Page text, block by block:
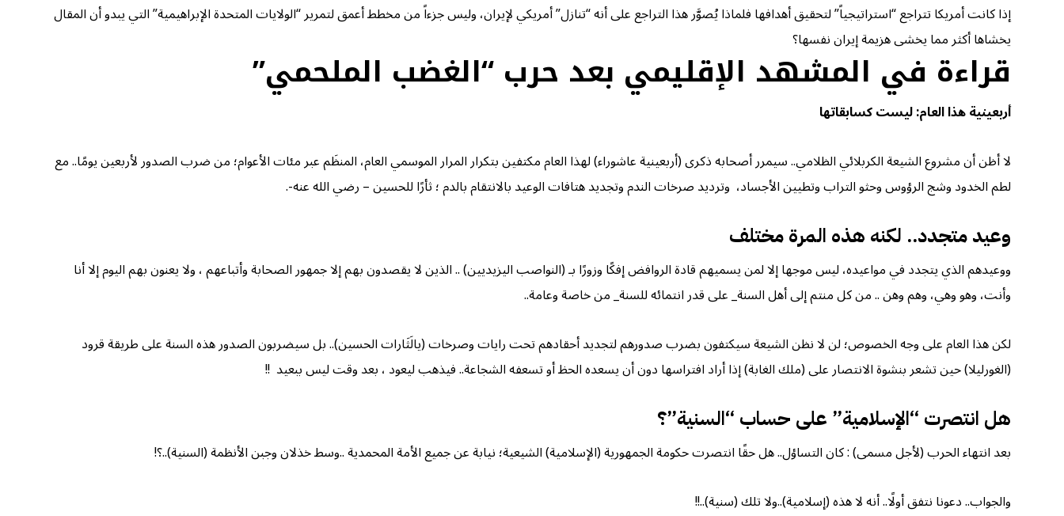
إذا كانت أمريكا تتراجع “استراتيجياً” لتحقيق أهدافها فلماذا يُصوَّر هذا التراجع على أنه “تنازل” أمريكي لإيران، وليس جزءاً من مخطط أعمق لتمرير “الولايات المتحدة الإبراهيمية” التي يبدو أن المقال
يخشاها أكثر مما يخشى هزيمة إيران نفسها؟
قراءة في المشهد الإقليمي بعد حرب “الغضب الملحمي”
أربعينية هذا العام: ليست كسابقاتها
لا أظن أن مشروع الشيعة الكربلائي الظلامي.. سيمرر أصحابه ذكرى (أربعينية عاشوراء) لهذا العام مكتفين بتكرار المرار الموسمي العام، المنظَم عبر مئات الأعوام؛ من ضرب الصدور لأربعين يومًا.. مع
لطم الخدود وشج الرؤوس وحثو التراب وتطيين الأجساد، وترديد صرخات الندم وتجديد هتافات الوعيد بالانتقام بالدم ؛ ثأرًا للحسين – رضي الله عنه-.
وعيد متجدد.. لكنه هذه المرة مختلف
ووعيدهم الذي يتجدد في مواعيده، ليس موجها إلا لمن يسميهم قادة الروافض إفكًا وزورًا بـ (النواصب اليزيديين) .. الذين لا يقصدون بهم إلا جمهور الصحابة وأتباعهم ، ولا يعنون بهم اليوم إلا أنا
وأنت، وهو وهي، وهم وهن .. من كل منتم إلى أهل السنة_ على قدر انتمائه للسنة_ من خاصة وعامة..
لكن هذا العام على وجه الخصوص؛ لن لا نظن الشيعة سيكتفون بضرب صدورهم لتجديد أحقادهم تحت رايات وصرخات (يالَثَارات الحسين).. بل سيضربون الصدور هذه السنة على طريقة قرود
(الغورليلا) حين تشعر بنشوة الانتصار على (ملك الغابة) إذا أراد افتراسها دون أن يسعده الحظ أو تسعفه الشجاعة.. فيذهب ليعود ، بعد وقت ليس ببعيد !!
هل انتصرت “الإسلامية” على حساب “السنية”؟
بعد انتهاء الحرب (لأجل مسمى) : كان التساؤل.. هل حقًا انتصرت حكومة الجمهورية (الإسلامية) الشيعية؛ نيابة عن جميع الأمة المحمدية ..وسط خذلان وجبن الأنظمة (السنية)..؟!
والجواب.. دعونا نتفق أولًا.. أنه لا هذه (إسلامية)..ولا تلك (سنية)..!!